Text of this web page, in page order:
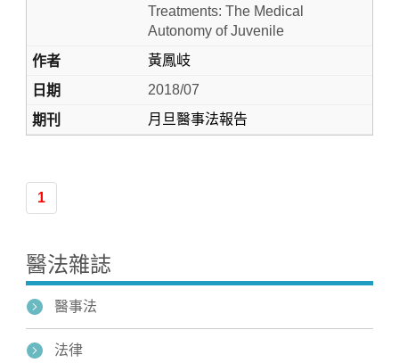
Treatments: The Medical
Autonomy of Juvenile
黃鳳岐
2018/07
月旦醫事法報告
1
醫法雜誌
醫事法
法律